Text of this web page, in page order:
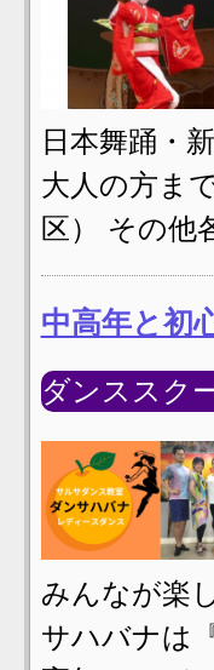
日本舞踊・
大人の方ま
区） その他
中高年と初
ダンススク
みんなが楽
サハバナは